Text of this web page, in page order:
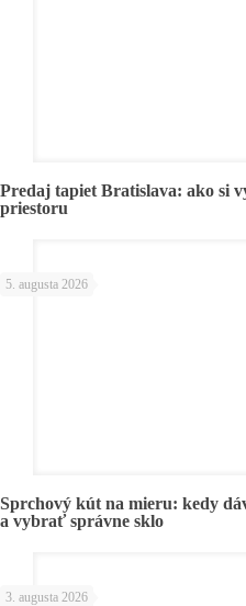
Predaj tapiet Bratislava: ako si
priestoru
5. augusta 2026
Sprchový kút na mieru: kedy
a vybrať správne sklo
3. augusta 2026